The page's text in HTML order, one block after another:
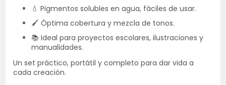
💧 Pigmentos solubles en agua, fáciles de usar.
🖌️ Óptima cobertura y mezcla de tonos.
📚 Ideal para proyectos escolares, ilustraciones y
manualidades.
Un set práctico, portátil y completo para dar vida a
cada creación.